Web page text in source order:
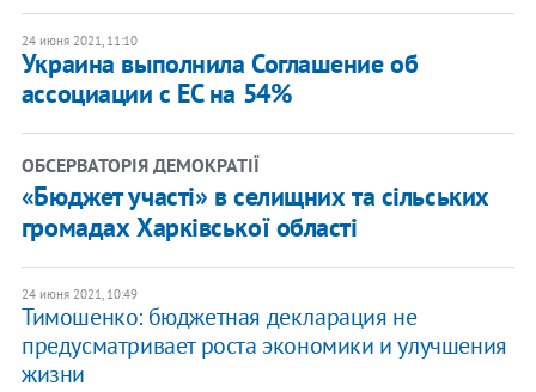
24 июня 2021, 11:10
Украина выполнила Соглашение об
ассоциации с ЕС на 54%
ОБСЕРВАТОРІЯ ДЕМОКРАТІЇ
«Бюджет участі» в селищних та сільських
громадах Харківської області
24 июня 2021, 10:49
Тимошенко: бюджетная декларация не
предусматривает роста экономики и улучшения
жизни